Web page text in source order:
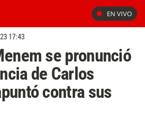
EN VIVO
17:43
se pronunció
de Carlos
contra sus